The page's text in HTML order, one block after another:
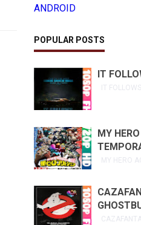
ANDROID
POPULAR POSTS
IT
IT
MY
MY HERO